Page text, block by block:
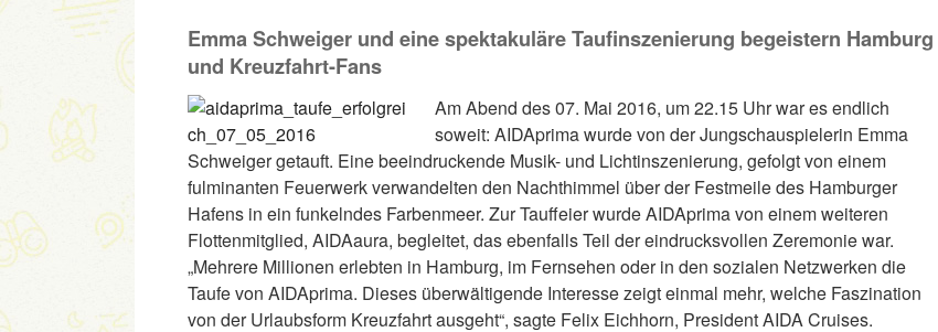
Emma Schweiger und eine spektakuläre Taufinszenierung begeistern Hamburg
und Kreuzfahrt-Fans
Am Abend des 07. Mai 2016, um 22.15 Uhr war es endlich
soweit: AIDAprima wurde von der Jungschauspielerin Emma
Schweiger getauft. Eine beeindruckende Musik- und Lichtinszenierung, gefolgt von einem
fulminanten Feuerwerk verwandelten den Nachthimmel über der Festmeile des Hamburger
Hafens in ein funkelndes Farbenmeer. Zur Tauffeier wurde AIDAprima von einem weiteren
Flottenmitglied, AIDAaura, begleitet, das ebenfalls Teil der eindrucksvollen Zeremonie war.
„Mehrere Millionen erlebten in Hamburg, im Fernsehen oder in den sozialen Netzwerken die
Taufe von AIDAprima. Dieses überwältigende Interesse zeigt einmal mehr, welche Faszination
von der Urlaubsform Kreuzfahrt ausgeht“, sagte Felix Eichhorn, President AIDA Cruises.